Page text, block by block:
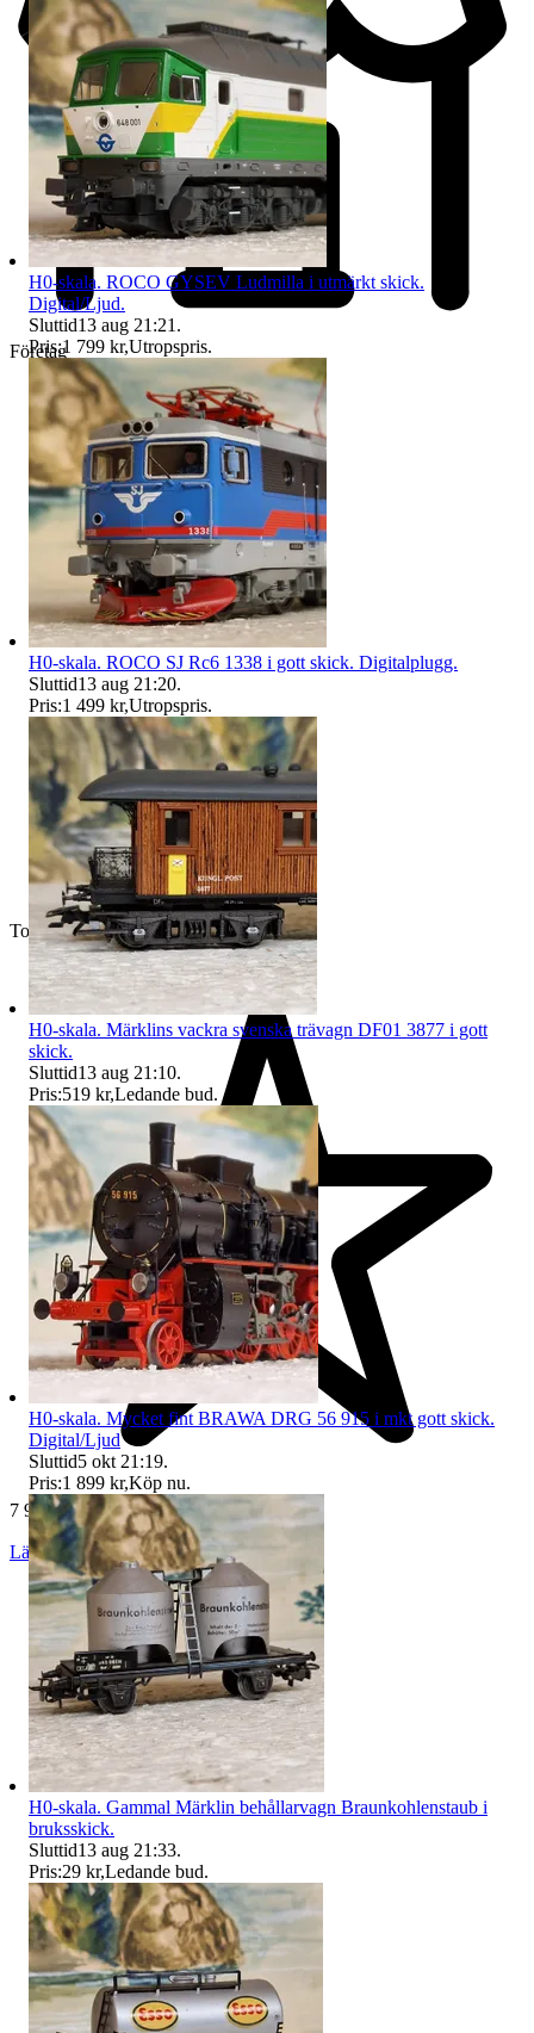
Företag
Toppsäljare
7 968 omdömen
Läs omdömen Följ
H0-skala. ROCO GYSEV Ludmilla i utmärkt skick.
Digital/Ljud.
Sluttid13 aug 21:21 .
Pris:1 799 kr,Utropspris.
H0-skala. ROCO SJ Rc6 1338 i gott skick. Digitalplugg.
Sluttid13 aug 21:20.
Pris:1 499 kr,Utropspris.
H0-skala. Märklins vackra svenska trävagn DF01 3877 i gott
skick.
Sluttid13 aug 21:10.
Pris:519 kr,Ledande bud.
H0-skala. Mycket fint BRAWA DRG 56 915 i mkt gott skick.
Digital/Ljud
Sluttid5 okt 21:19.
Pris:1 899 kr,Köp nu.
H0-skala. Gammal Märklin behållarvagn Braunkohlenstaub i
bruksskick.
Sluttid13 aug 21:33.
Pris:29 kr,Ledande bud.